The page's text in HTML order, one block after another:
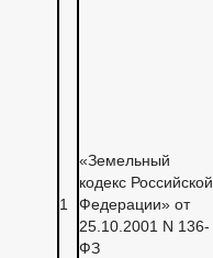
1
«Земельный
кодекс Российской
Федерации» от
25.10.2001 N 136-
ФЗ